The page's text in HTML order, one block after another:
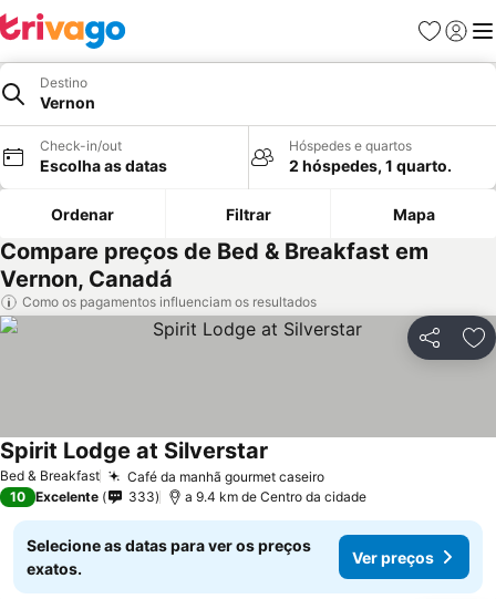
Favoritos
Iniciar
Destino
Vernon
Check-in/out
Escolha as datas
Hóspedes e quartos
2 hóspedes, 1 quarto.
Ordenar Filtrar Mapa
Compare preços de Bed & Breakfast em
Vernon, Canadá
Como os pagamentos influenciam os resultados
Partilhar
Bed & Breakfast Café da manhã gourmet caseiroVer preços
Spirit Lodge at Silverstar
10 Excelente 333 a 9.4 km de Centro da cidade
Selecione as datas para ver os preços
exatos.
Ver preços